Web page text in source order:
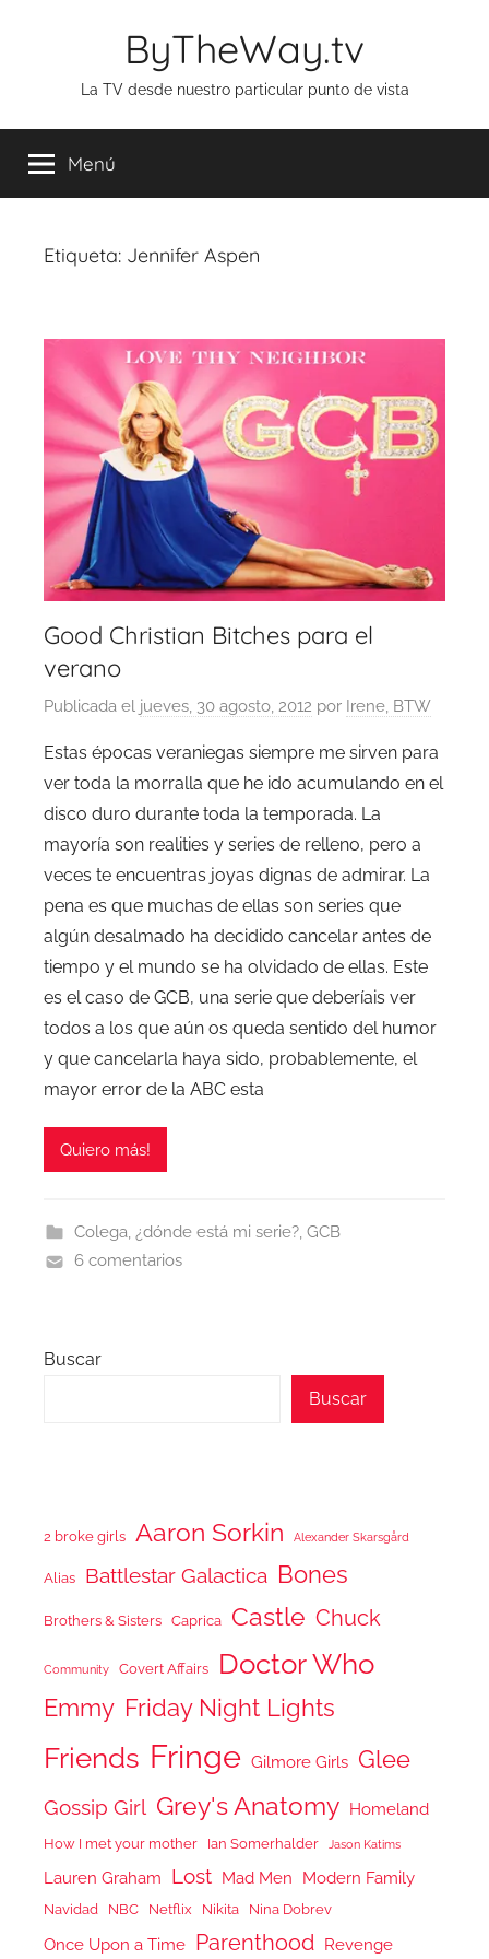
ByTheWay.tv
La TV desde nuestro particular punto de vista
Menú
Etiqueta: Jennifer Aspen
Good Christian Bitches para el
verano
Publicada el jueves, 30 agosto, 2012 por Irene, BTW
Estas épocas veraniegas siempre me sirven para
ver toda la morralla que he ido acumulando en el
disco duro durante toda la temporada. La
mayoría son realities y series de relleno, pero a
veces te encuentras joyas dignas de admirar. La
pena es que muchas de ellas son series que
algún desalmado ha decidido cancelar antes de
tiempo y el mundo se ha olvidado de ellas. Este
es el caso de GCB, una serie que deberíais ver
todos a los que aún os queda sentido del humor
y que cancelarla haya sido, probablemente, el
mayor error de la ABC esta
Quiero más!
Colega, ¿dónde está mi serie?, GCB
6 comentarios
Buscar
Buscar
2 broke girls Aaron Sorkin Alexander Skarsgård
Alias Battlestar Galactica Bones
Brothers & Sisters Caprica Castle Chuck
Community Covert Affairs Doctor Who
Emmy Friday Night Lights
Friends Fringe Gilmore Girls Glee
Gossip Girl Grey's Anatomy Homeland
How I met your mother Ian Somerhalder Jason Katims
Lauren Graham Lost Mad Men Modern Family
Navidad NBC Netflix Nikita Nina Dobrev
Once Upon a Time Parenthood Revenge